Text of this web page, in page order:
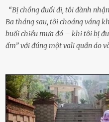
hỏn, bàn tay bé xíu co quắp, ...
“Bị chồng đuổi đi, tôi đành
Ba tháng sau, tôi choáng váng
buổi chiều mưa đó – khi tôi bị
ấm” với đúng một vali quần áo
cưới cô để có con. Không phải
khóc lóc,” anh ta gằn giọng,
Tiếng cánh cửa đóng lại, vang
đứng chết lặng giữa cơn mưa,